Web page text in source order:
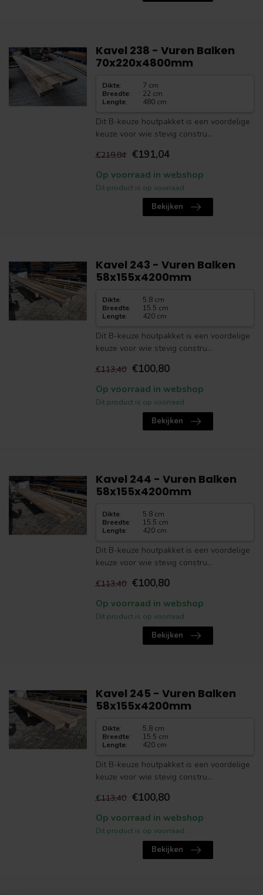
Kavel 238 - Vuren Balken
70x220x4800mm
Dikte:
7 cm
Breedte:
22 cm
Lengte: 480 cm
Dit B-keuze houtpakket is een voordelige
keuze voor wie stevig constru...
€219,84 €191,04
Op voorraad in webshop
Dit product is op voorraad.
Bekijken
Kavel 243 - Vuren Balken
58x155x4200mm
Dikte:
5.8 cm
Breedte:
15.5 cm
Lengte: 420 cm
Dit B-keuze houtpakket is een voordelige
keuze voor wie stevig constru...
€113,40 €100,80
Op voorraad in webshop
Dit product is op voorraad.
Bekijken
Kavel 244 - Vuren Balken
58x155x4200mm
Dikte:
5.8 cm
Breedte:
15.5 cm
Lengte: 420 cm
Dit B-keuze houtpakket is een voordelige
keuze voor wie stevig constru...
€113,40 €100,80
Op voorraad in webshop
Dit product is op voorraad.
Bekijken
Kavel 245 - Vuren Balken
58x155x4200mm
Dikte:
5.8 cm
Breedte:
15.5 cm
Lengte: 420 cm
Dit B-keuze houtpakket is een voordelige
keuze voor wie stevig constru...
€113,40 €100,80
Op voorraad in webshop
Dit product is op voorraad.
Bekijken